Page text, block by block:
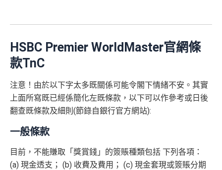
HSBC Premier WorldMaster官網條
款TnC
注意！由於以下字太多既關係可能令閣下情緒不安。其實
上面所寫既已經係簡化左既條款，以下可以作參考或日後
翻查既條款及細則(節錄自銀行官方網站):
一般條款
目前，不能賺取「獎賞錢」的簽賬種類包括 下列各項：
(a) 現金透支； (b) 收費及費用； (c) 現金套現或簽賬分期